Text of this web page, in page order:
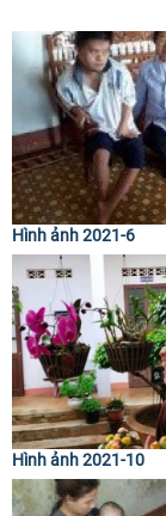
Hình ảnh 2021-6
Hình ảnh 2021-10